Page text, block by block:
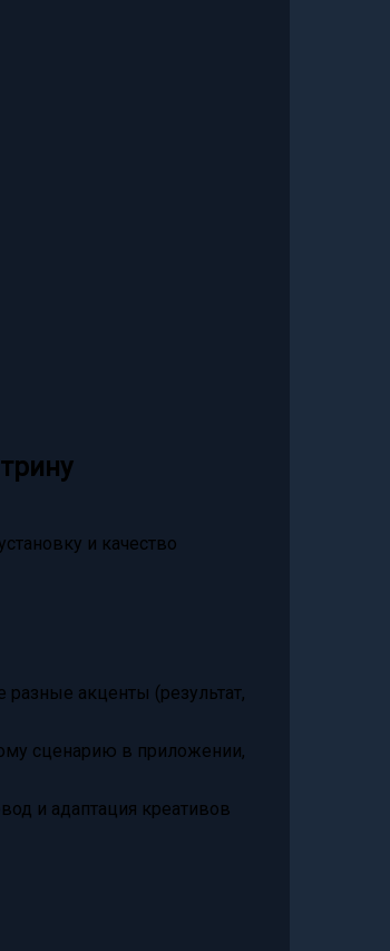
и качество
разные акценты (результат,
сценарию в приложении,
и адаптация креативов